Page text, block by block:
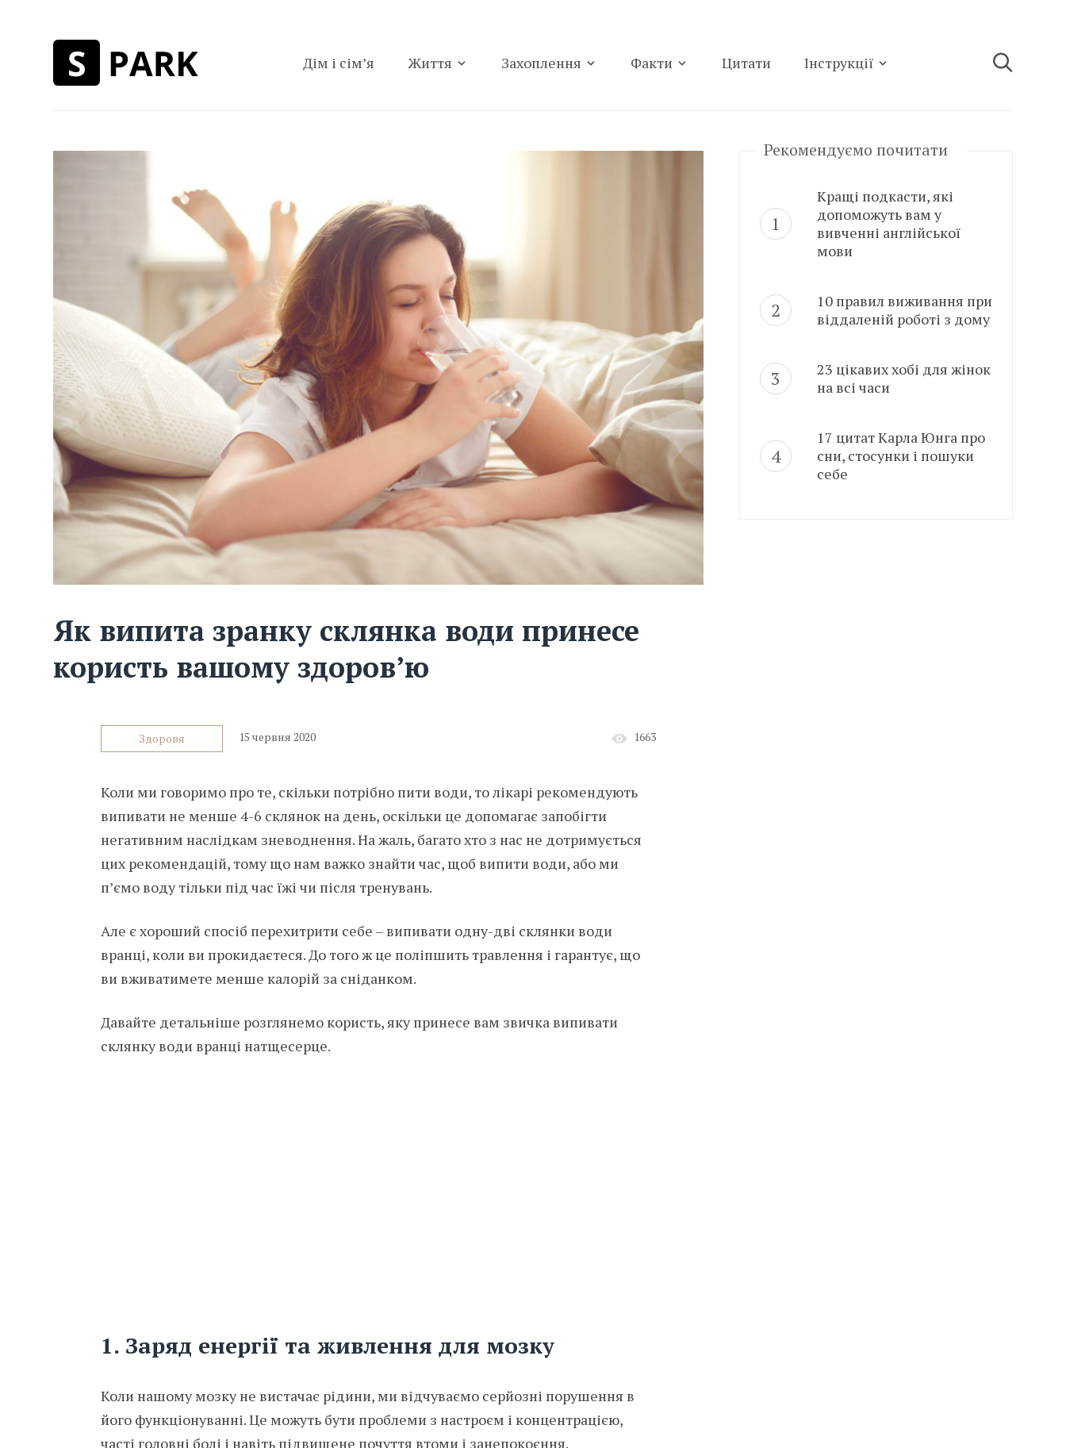
Дім і сім’я Життя Захоплення Факти Цитати Інструкції
Як випита зранку склянка води принесе
користь вашому здоров’ю
Здоровя 15 червня 2020 1663
Коли ми говоримо про те, скільки потрібно пити води, то лікарі рекомендують
випивати не менше 4-6 склянок на день, оскільки це допомагає запобігти
негативним наслідкам зневоднення. На жаль, багато хто з нас не дотримується
цих рекомендацій, тому що нам важко знайти час, щоб випити води, або ми
п’ємо воду тільки під час їжі чи після тренувань.
Але є хороший спосіб перехитрити себе – випивати одну-дві склянки води
вранці, коли ви прокидаєтеся. До того ж це поліпшить травлення і гарантує, що
ви вживатимете менше калорій за сніданком.
Давайте детальніше розглянемо користь, яку принесе вам звичка випивати
склянку води вранці натщесерце.
1. Заряд енергії та живлення для мозку
Коли нашому мозку не вистачає рідини, ми відчуваємо серйозні порушення в
його функціонуванні. Це можуть бути проблеми з настроєм і концентрацією,
часті головні болі і навіть підвищене почуття втоми і занепокоєння.
Рекомендуємо почитати
Кращі подкасти, які
допоможуть вам у
вивченні англійської
мови
10 правил виживання при
віддаленій роботі з дому
23 цікавих хобі для жінок
на всі часи
17 цитат Карла Юнга про
сни, стосунки і пошуки
себе